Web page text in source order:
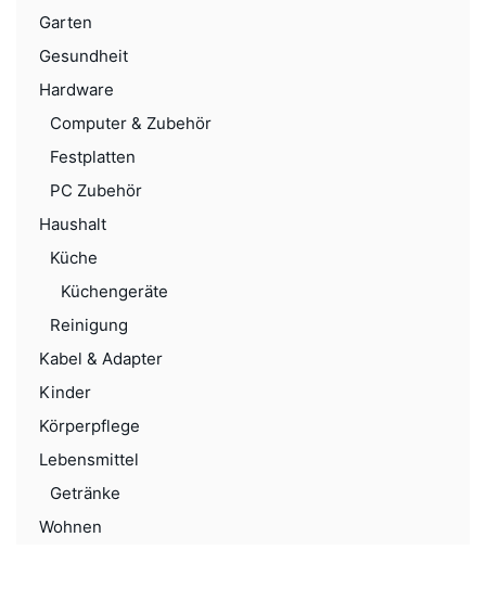
Garten
Gesundheit
Hardware
Computer & Zubehör
Festplatten
PC Zubehör
Haushalt
Küche
Küchengeräte
Reinigung
Kabel & Adapter
Kinder
Körperpflege
Lebensmittel
Getränke
Wohnen